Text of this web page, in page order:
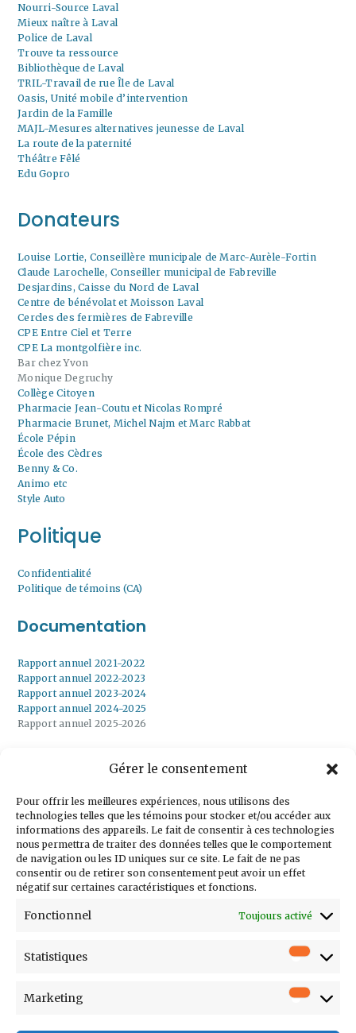
Gérer le consentement
Pour offrir les meilleures expériences, nous utilisons des
technologies telles que les témoins pour stocker et/ou accéder aux
informations des appareils. Le fait de consentir à ces technologies
nous permettra de traiter des données telles que le comportement
de navigation ou les ID uniques sur ce site. Le fait de ne pas
consentir ou de retirer son consentement peut avoir un effet
négatif sur certaines caractéristiques et fonctions.
Fonctionnel Toujours activé
Statistiques
Marketing
Nourri-Source Laval
Mieux naître à Laval
Police de Laval
Trouve ta ressource
Bibliothèque de Laval
TRIL-Travail de rue Île de Laval
Oasis, Unité mobile d’intervention
Jardin de la Famille
MAJL-Mesures alternatives jeunesse de Laval
La route de la paternité
Théâtre Fêlé
Edu Gopro
Donateurs
Louise Lortie, Conseillère municipale de Marc-Aurèle-Fortin
Claude Larochelle, Conseiller municipal de Fabreville
Desjardins, Caisse du Nord de Laval
Centre de bénévolat et Moisson Laval
Cercles des fermières de Fabreville
CPE Entre Ciel et Terre
CPE La montgolfière inc.
Bar chez Yvon
Monique Degruchy
Collège Citoyen
Pharmacie Jean-Coutu et Nicolas Rompré
Pharmacie Brunet, Michel Najm et Marc Rabbat
École Pépin
École des Cèdres
Benny & Co.
Animo etc
Style Auto
Politique
Confidentialité
Politique de témoins (CA)
Documentation
Rapport annuel 2021-2022
Rapport annuel 2022-2023
Rapport annuel 2023-2024
Rapport annuel 2024-2025
Rapport annuel 2025-2026
notre infolettre
Courriel
Prénom
Entreprise
Poste